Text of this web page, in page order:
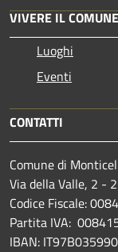
VIVERE IL COMUNE
Luoghi
Eventi
CONTATTI
Comune di
Via della Valle, 2 -
Codice Fiscale:
Partita IVA:
IBAN: